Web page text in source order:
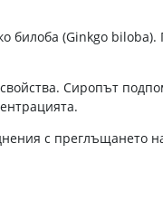
билоба (Ginkgo
Сиропът
с преглъщането